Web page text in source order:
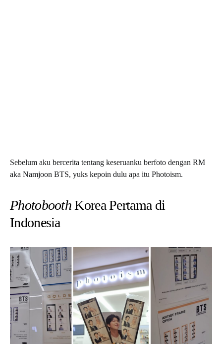
Sebelum aku bercerita tentang keseruanku berfoto dengan RM
aka Namjoon BTS, yuks kepoin dulu apa itu Photoism.
PhotoboothKorea Pertama di
Indonesia